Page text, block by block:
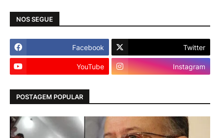
NOS SEGUE
Facebook Twitter
YouTube Instagram
POSTAGEM POPULAR